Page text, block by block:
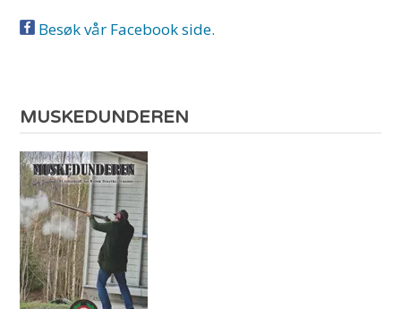
Besøk vår Facebook side.
MUSKEDUNDEREN